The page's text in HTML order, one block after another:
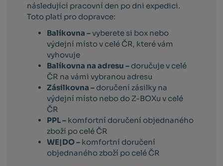
následující pracovní den po dni expedici.
Toto platí pro dopravce:
Balíkovna –vyberete si box nebo
výdejní místo v celé ČR, které vám
vyhovuje
Balíkovna na adresu – doručuje v celé
ČR na vámi vybranou adresu
Zásilkovna – doručení zásilky na
výdejní místo nebo do Z-BOXu v celé
ČR
PPL – komfortní doručení objednaného
zboží po celé ČR
WE|DO – komfortní doručení
objednaného zboží po celé ČR